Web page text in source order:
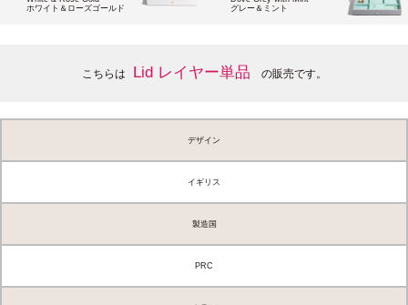
ホワイト＆ローズゴールド
グレー＆ミント
こちらは Lid レイヤー単品 の販売です。
デザイン
イギリス
製造国
PRC